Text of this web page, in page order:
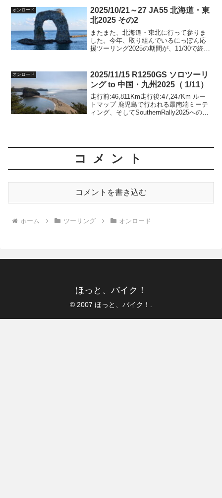
Souther...
オンロード
2025/10/21～27 JA55 北海道・東
北2025 その2
またまた、北海道・東北に行って参りま
した。今年、取り組んでいるにっぽん応
援ツーリング2025の期間が、11/30で終わ
思います。残り一ヶ月、予断無くポイン
トを獲り続け...
オンロード
2025/11/15 R1250GS ソロツーリ
ング to 中国・九州2025（ 1/11）
走行前:46,811Km走行後:47,247Km ルー
トマップ 鹿児島で行われる最南端ミーテ
ィング、そしてSouthernRally2025へのリ
コメント
コメントを書き込む
ホーム ツーリング オンロード
ほっと、バイク！
© 2007 ほっと、バイク！.